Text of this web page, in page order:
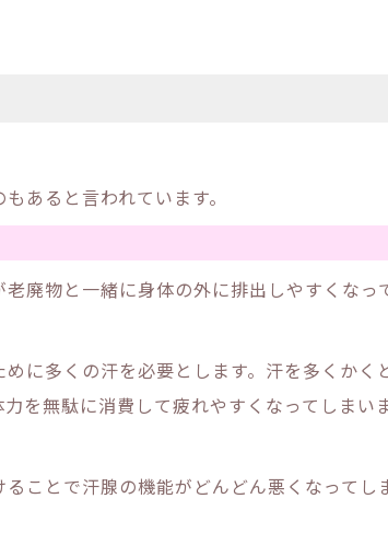
あると言われています。
廃物と一緒に身体の外に排出しやすくなっ
に多くの汗を必要とします。汗を多くかく
を無駄に消費して疲れやすくなってしまい
ことで汗腺の機能がどんどん悪くなってし